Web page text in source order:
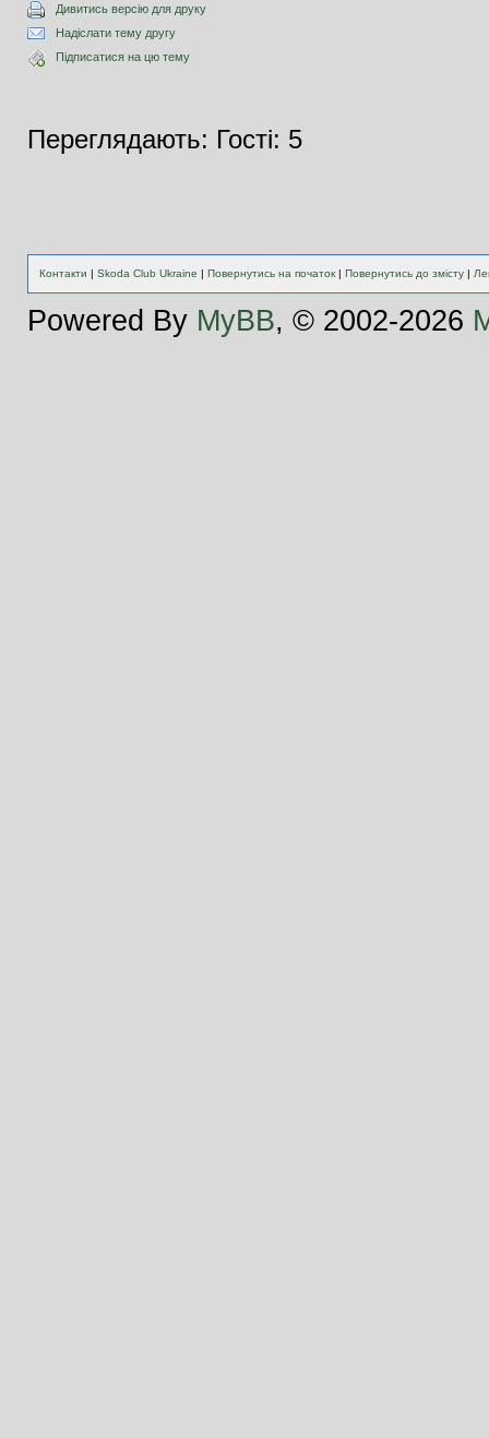
Дивитись версію для друку
Надіслати тему другу
Підписатися на цю тему
Переглядають: Гості: 5
Контакти | Skoda Club Ukraine | Повернутись на початок| Повернутись до змісту|
Powered By MyBB, © 2002-2026